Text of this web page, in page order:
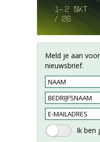
Meld je aan
nieuwsbrief.